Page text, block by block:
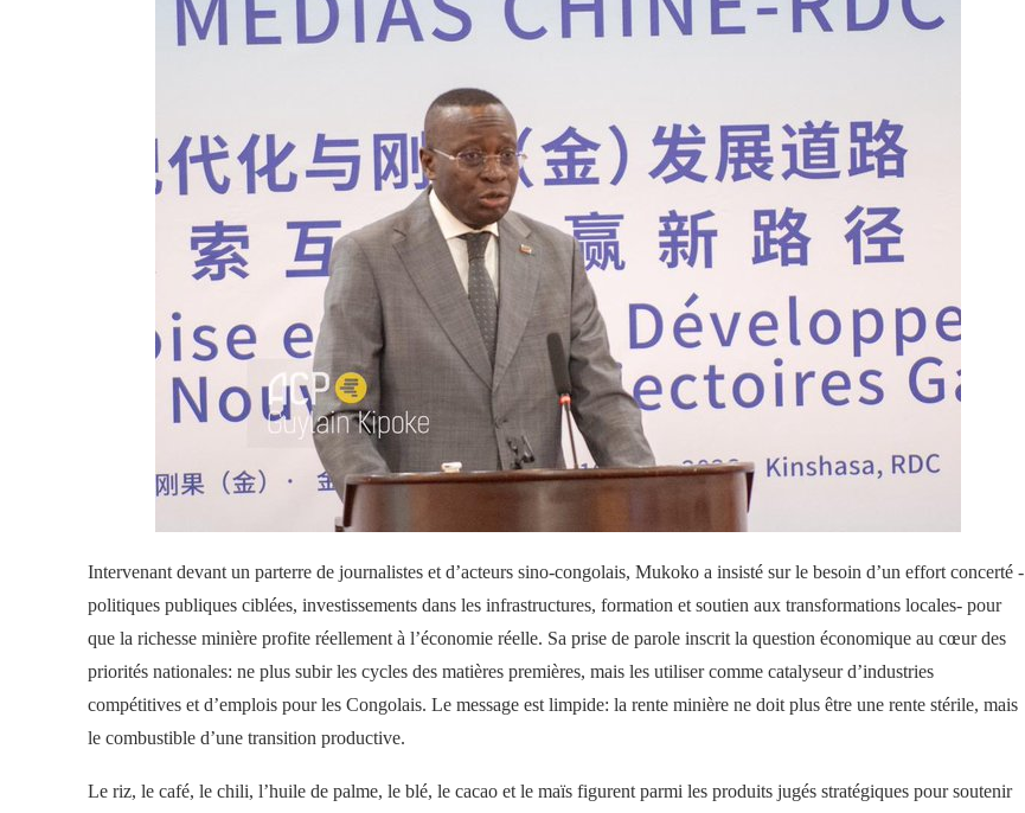
Intervenant devant un parterre de journalistes et d’acteurs sino‑congolais, Mukoko a insisté sur le besoin d’un effort concerté -
politiques publiques ciblées, investissements dans les infrastructures, formation et soutien aux transformations locales- pour
que la richesse minière profite réellement à l’économie réelle. Sa prise de parole inscrit la question économique au cœur des
priorités nationales: ne plus subir les cycles des matières premières, mais les utiliser comme catalyseur d’industries
compétitives et d’emplois pour les Congolais. Le message est limpide: la rente minière ne doit plus être une rente stérile, mais
le combustible d’une transition productive.
Le riz, le café, le chili, l’huile de palme, le blé, le cacao et le maïs figurent parmi les produits jugés stratégiques pour soutenir